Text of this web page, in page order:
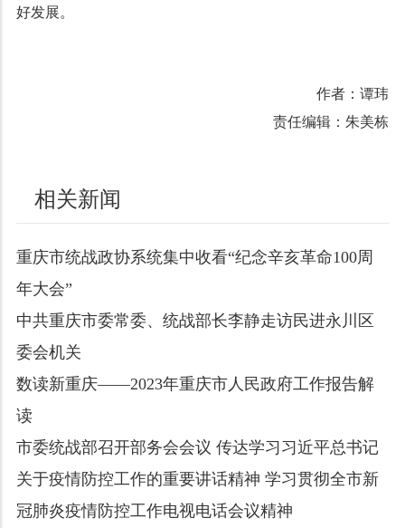
好发展。
作者：谭玮
责任编辑：朱美栋
相关新闻
重庆市统战政协系统集中收看“纪念辛亥革命100周
年大会”
中共重庆市委常委、统战部长李静走访民进永川区
委会机关
数读新重庆——2023年重庆市人民政府工作报告解
读
市委统战部召开部务会会议 传达学习习近平总书记
关于疫情防控工作的重要讲话精神 学习贯彻全市新
冠肺炎疫情防控工作电视电话会议精神